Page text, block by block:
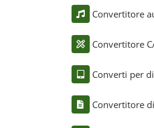
Convertitore
Convertitore
Converti per
Convertitore